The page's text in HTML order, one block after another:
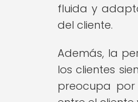
fluida y
del cliente.
Además, la
los clientes
preocupa por